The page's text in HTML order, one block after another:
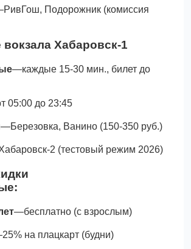
Подорожник (комиссия
вокзала Хабаровск-1
—каждые 15-30 мин., билет до
05:00 до 23:45
—Березовка, Ванино (150-350 руб.)
2 (тестовый режим 2026)
—бесплатно (с взрослым)
на плацкарт (будни)